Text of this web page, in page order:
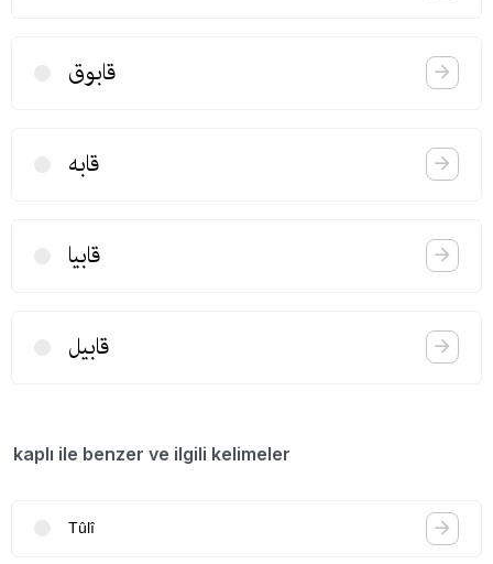
قابوق
قابه
قابیا
قابیل
kaplı ile benzer ve ilgili kelimeler
Tûlî